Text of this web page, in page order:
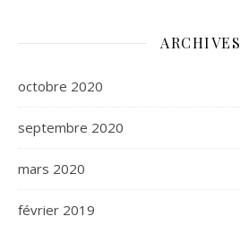
ARCHIVES
octobre 2020
septembre 2020
mars 2020
février 2019